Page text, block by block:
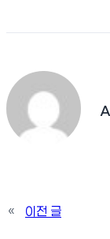
«
이전 글